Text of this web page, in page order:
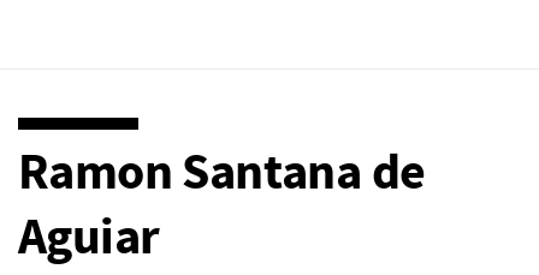
Ramon Santana de
Aguiar